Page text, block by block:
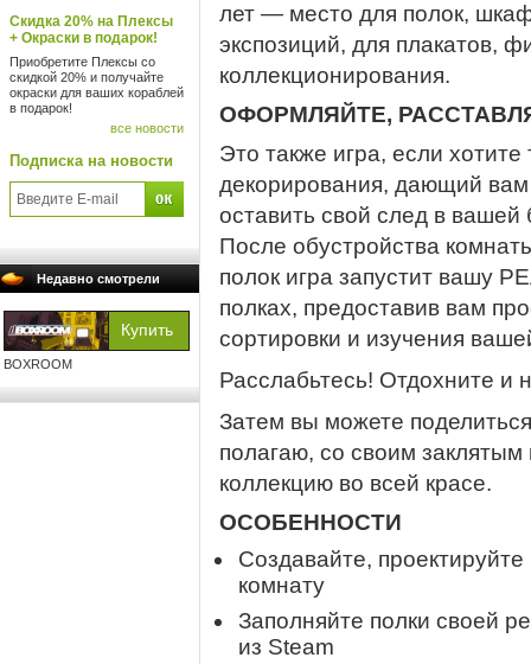
Скидка 20% на Плексы
+ Окраски в подарок!
Приобретите Плексы со
скидкой 20% и получайте
окраски для ваших кораблей
в подарок!
все новости
Подписка на новости
Недавно смотрели
BOXROOM
лет — место для полок,
экспозиций, для плакатов,
коллекционирования.
ОФОРМЛЯЙТЕ,
Это также игра, если
декорирования, дающий вам
оставить свой след в вашей
После обустройства
полок игра запустит вашу
полках, предоставив вам
сортировки и изучения
Расслабьтесь! Отдохните и
Затем вы можете
полагаю, со своим
коллекцию во всей красе.
ОСОБЕННОСТИ
Создавайте,
комнату
Заполняйте полки своей
из Steam